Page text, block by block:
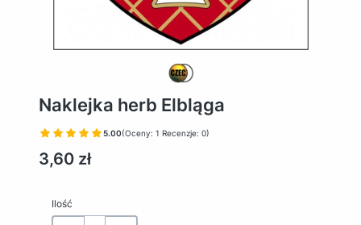
Naklejka herb Elbląga
5.00(Oceny: 1 Recenzje: 0)
Cena
3,60 zł
Ilość